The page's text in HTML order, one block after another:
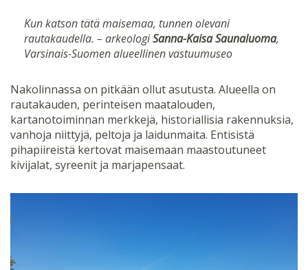
Kun katson tätä maisemaa, tunnen olevani
rautakaudella. – arkeologiSanna-Kaisa Saunaluoma,
Varsinais-Suomen alueellinen vastuumuseo
Nakolinnassa on pitkään ollut asutusta. Alueella on
rautakauden, perinteisen maatalouden,
kartanotoiminnan merkkejä, historiallisia rakennuksia,
vanhoja niittyjä, peltoja ja laidunmaita. Entisistä
pihapiireistä kertovat maisemaan maastoutuneet
kivijalat, syreenit ja marjapensaat.